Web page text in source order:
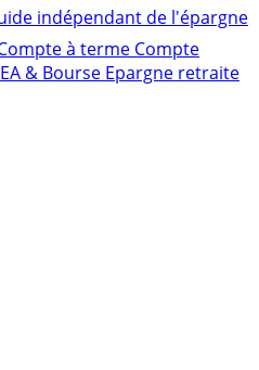
indépendant de l'épargne
à terme Compte
& Bourse Epargne retraite